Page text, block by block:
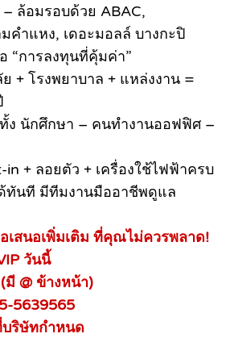
ล้อมรอบด้วย ABAC,
คำแหง, เดอะมอลล์ บางกะปิ
“การลงทุนที่คุ้มค่า”
+ โรงพยาบาล + แหล่งงาน =
ทั้ง นักศึกษา – คนทำงานออฟฟิศ –
in + ลอยตัว + เครื่องใช้ไฟฟ้าครบ
ทันที มีทีมงานมืออาชีพดูแล
เสนอเพิ่มเติม ที่คุณไม่ควรพลาด!
วันนี้
มี @ ข้างหน้า)
5639565
บริษัทกำหนด